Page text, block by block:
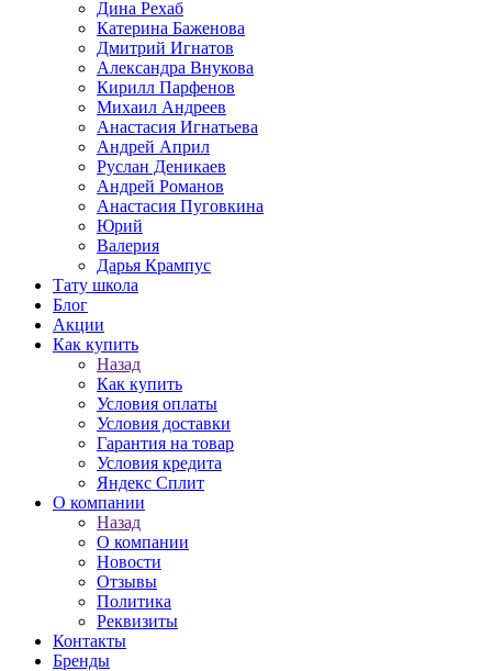
Дина Рехаб
Катерина Баженова
Дмитрий Игнатов
Александра Внукова
Кирилл Парфенов
Михаил Андреев
Анастасия Игнатьева
Андрей Април
Руслан Деникаев
Андрей Романов
Анастасия Пуговкина
Юрий
Валерия
Дарья Крампус
Тату школа
Блог
Акции
Как купить
Назад
Как купить
Условия оплаты
Условия доставки
Гарантия на товар
Условия кредита
Яндекс Сплит
О компании
Назад
О компании
Новости
Отзывы
Политика
Реквизиты
Контакты
Бренды